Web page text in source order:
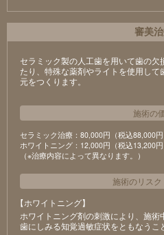
審美
セラミック製の⼈⼯⻭を⽤いて⻭の⽋
たり、特殊な薬剤やライトを使⽤し
元をつくります。
施術の
セラミック治療：80,000円（税込88,000
ホワイトニング：12,000円（税込13,200
（※治療内容によって異なります。）
施術のリスク
【ホワイトニング】
ホワイトニング剤の刺激により、施
⻭にしみる知覚過敏症状をともなうこ